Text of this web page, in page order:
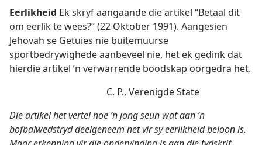
Eerlikheid Ek skryf aangaande die artikel “Betaal dit
om eerlik te wees?” (22 Oktober 1991). Aangesien
Jehovah se Getuies nie buitemuurse
sportbedrywighede aanbeveel nie, het ek gedink dat
hierdie artikel ’n verwarrende boodskap oorgedra het.
C. P., Verenigde State
Die artikel het vertel hoe ’n jong seun wat aan ’n
bofbalwedstryd deelgeneem het vir sy eerlikheid beloon is.